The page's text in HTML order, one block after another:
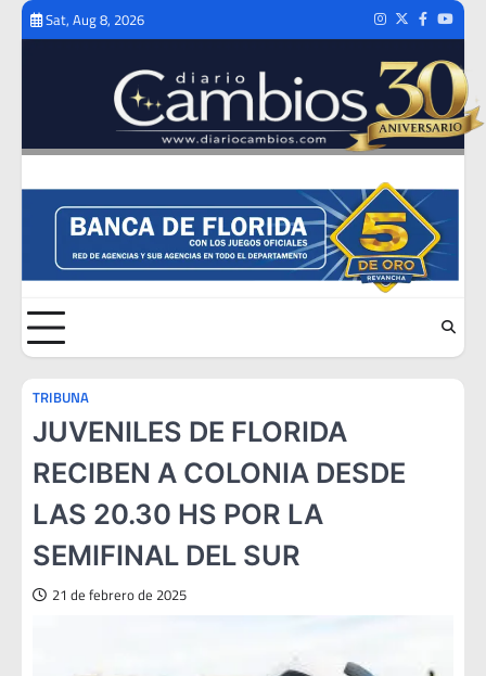
Skip
Sat, Aug 8, 2026 Instagram
TwitterFacebook
TRIBUNA
JUVENILES DE FLORIDA
RECIBEN A COLONIA DESDE
LAS 20.30 HS POR LA
SEMIFINAL DEL SUR
21 de febrero de 2025